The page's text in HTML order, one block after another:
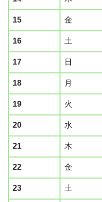
15 金
16 土
17 日
18 月
19 火
20 水
21 木
22 金
23 土